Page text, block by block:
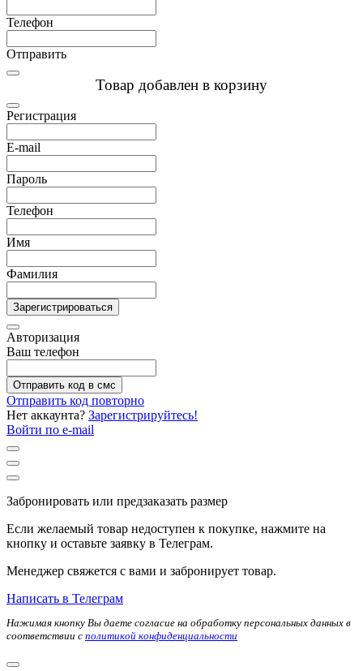
Телефон
Отправить
Товар добавлен в корзину
Регистрация
E-mail
Пароль
Телефон
Имя
Фамилия
Зарегистрироваться
Авторизация
Ваш телефон
Отправить код в смс
Отправить код повторно
Нет аккаунта? Зарегистрируйтесь!
Войти по e-mail
Забронировать или предзаказать размер
Если желаемый товар недоступен к покупке, нажмите на
кнопку и оставьте заявку в Телеграм.
Менеджер свяжется с вами и забронирует товар.
Написать в Телеграм
Нажимая кнопку Вы даете согласие на обработку персональных данных в
соответствии с политикой конфиденциальности